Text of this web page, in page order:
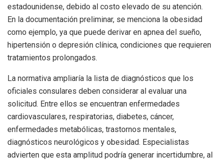
estadounidense, debido al costo elevado de su atención.
En la documentación preliminar, se menciona la obesidad
como ejemplo, ya que puede derivar en apnea del sueño,
hipertensión o depresión clínica, condiciones que requieren
tratamientos prolongados.
La normativa ampliaría la lista de diagnósticos que los
oficiales consulares deben considerar al evaluar una
solicitud. Entre ellos se encuentran enfermedades
cardiovasculares, respiratorias, diabetes, cáncer,
enfermedades metabólicas, trastornos mentales,
diagnósticos neurológicos y obesidad. Especialistas
advierten que esta amplitud podría generar incertidumbre, al